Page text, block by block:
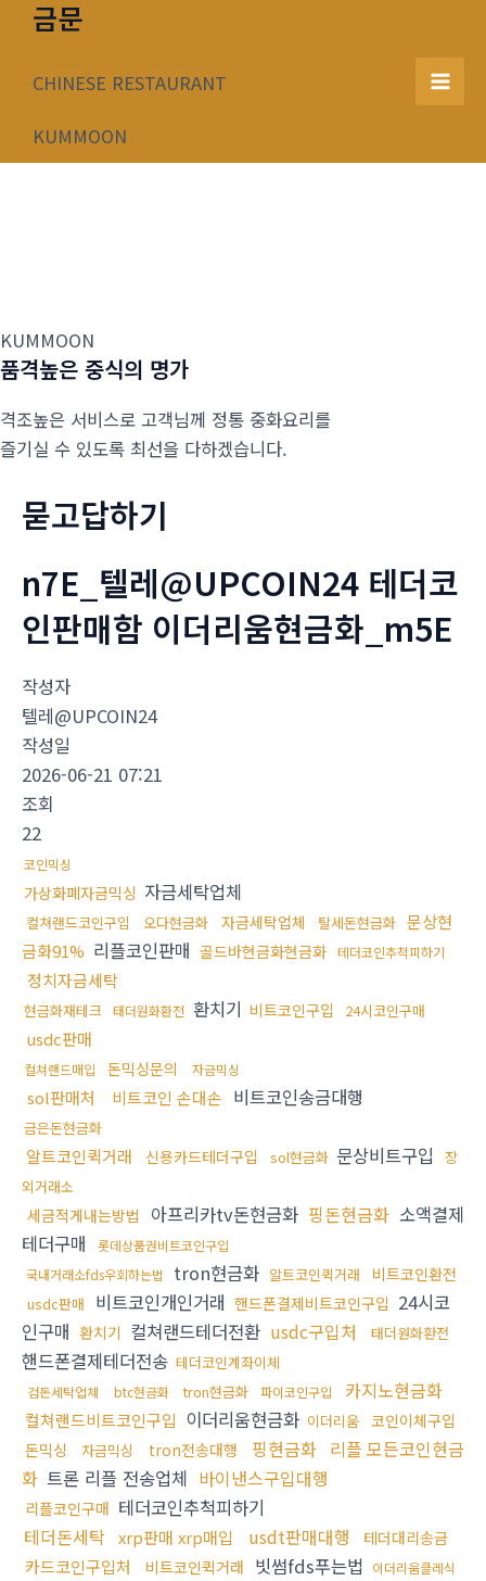
너
금문
CHINESE RESTAURANT
KUMMOON
Main
KUMMOON
품격높은 중식의 명가
격조높은 서비스로 고객님께 정통 중화요리를
즐기실 수 있도록 최선을 다하겠습니다.
묻고답하기
n7E_텔레@UPCOIN24 테더코
인판매함 이더리움현금화_m5E
작성자
텔레@UPCOIN24
작성일
2026-06-21 07:21
조회
22
코인믹싱
가상화폐자금믹싱 자금세탁업체
컬쳐랜드코인구입 오다현금화 자금세탁업체 탈세돈현금화 문상현
금화91% 리플코인판매 골드바현금화현금화 테더코인추척피하기
정치자금세탁
현금화재테크 태더원화환전 환치기 비트코인구입 24시코인구매
usdc판매
컬쳐랜드매입 돈믹싱문의 자금믹싱
sol판매처 비트코인 손대손 비트코인송금대행
금은돈현금화
알트코인퀵거래 신용카드테더구입 sol현금화 문상비트구입
장
외거래소
세금적게내는방법 아프리카tv돈현금화 핑돈현금화 소액결제
테더구매
롯데상품권비트코인구입
국내거래소fds우회하는법
tron현금화 알트코인퀵거래 비트코인환전
usdc판매 비트코인개인거래 핸드폰결제비트코인구입 24시코
인구매 환치기 컬쳐랜드테더전환 usdc구입처 태더원화환전
핸드폰결제테더전송 테더코인계좌이체
검돈세탁업체 btc현금화 tron현금화 파이코인구입 카지노현금화
컬쳐랜드비트코인구입 이더리움현금화 이더리움 코인이체구입
돈믹싱
자금믹싱 tron전송대행 핑현금화 리플 모든코인현금
화 트론 리플 전송업체 바이낸스구입대행
리플코인구매 테더코인추척피하기
테더돈세탁 xrp판매 xrp매입 usdt판매대행 테더대리송금
카드코인구입처 비트코인퀵거래 빗썸fds푸는법 이더리움클레식